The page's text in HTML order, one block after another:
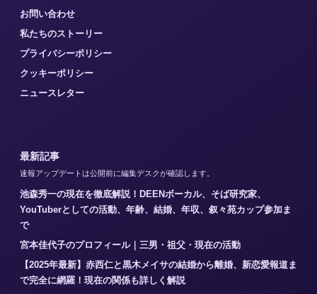
お問い合わせ
私たちのストーリー
プライバシーポリシー
クッキーポリシー
ニュースレター
最新記事
速報アップデートは公開前に編集デスクが確認します。
池森秀一の現在を徹底解説！DEENボーカル、そば研究家、
YouTuberとしての活動、年齢、結婚、年収、叙々苑カップ参加ま
で
宮本佳代子のプロフィール｜三男・祖父・現在の活動
【2025年最新】赤西仁と黒木メイサの結婚から離婚、新恋愛報道ま
で完全に網羅！現在の関係も詳しく解説